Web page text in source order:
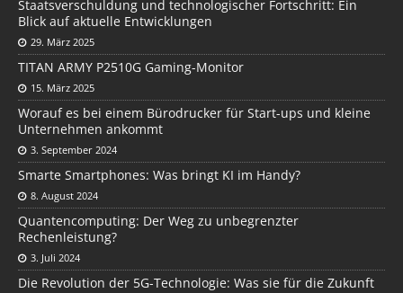
Staatsverschuldung und technologischer Fortschritt: Ein
Blick auf aktuelle Entwicklungen
29. März 2025
TITAN ARMY P2510G Gaming-Monitor
15. März 2025
Worauf es bei einem Bürodrucker für Start-ups und kleine
Unternehmen ankommt
3. September 2024
Smarte Smartphones: Was bringt KI im Handy?
8. August 2024
Quantencomputing: Der Weg zu unbegrenzter
Rechenleistung?
3. Juli 2024
Die Revolution der 5G-Technologie: Was sie für die Zukunft